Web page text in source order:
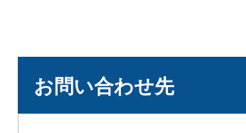
お問い合わせ先